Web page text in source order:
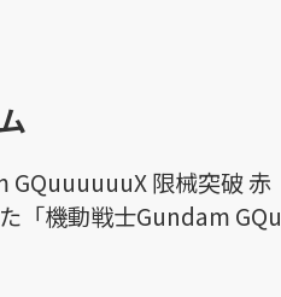
GQuuuuuuX 限械突破 赤
「機動戦士Gundam GQu